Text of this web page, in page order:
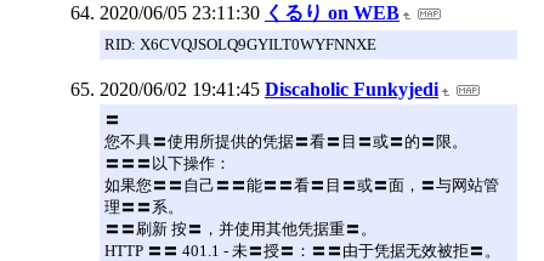
2020/06/05 23:11:30 くるり on WEB
RID: X6CVQJSOLQ9GYILT0WYFNNXE
2020/06/02 19:41:45 Discaholic Funkyjedi
〓
您不具〓使用所提供的凭据〓看〓目〓或〓的〓限。
〓〓〓以下操作：
如果您〓〓自己〓〓能〓〓看〓目〓或〓面，〓与网站管
理〓〓系。
〓〓刷新 按〓，并使用其他凭据重〓。
HTTP 〓〓 401.1 - 未〓授〓：〓〓由于凭据无效被拒〓。